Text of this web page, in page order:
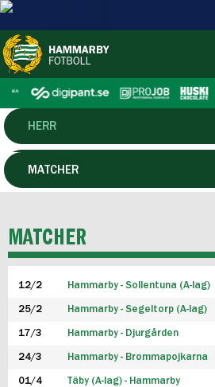
HERR
DAM
P19
F19
FUTSAL HERR
FUTSAL DAM
MATCHER
MATCHER
12/2 Hammarby - Sollentuna (A-lag)
25/2 Hammarby - Segeltorp (A-lag)
17/3 Hammarby - Djurgården
24/3 Hammarby - Brommapojkarna
01/4 Täby (A-lag) - Hammarby